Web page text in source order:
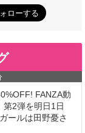
FANZA動
2弾を明日1日
ールは田野憂さ